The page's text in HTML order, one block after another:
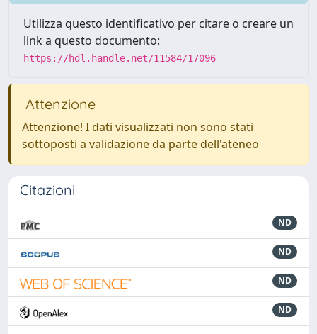
Utilizza questo identificativo per citare o creare un
link a questo documento:
https://hdl.handle.net/11584/17096
Attenzione
Attenzione! I dati visualizzati non sono stati
sottoposti a validazione da parte dell'ateneo
Citazioni
ND
ND
ND
ND